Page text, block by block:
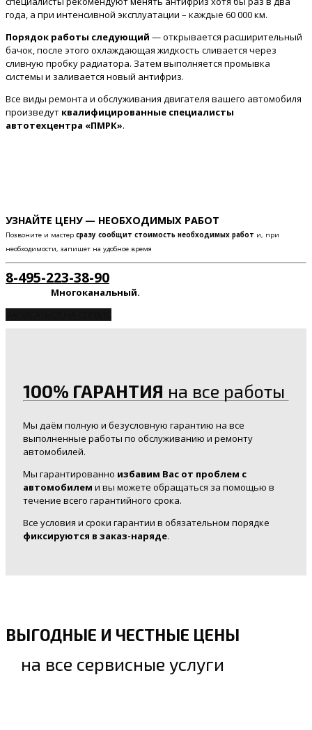
года, а при интенсивной эксплуатации – каждые 60 000 км.
Порядок работы следующий — открывается расширительный
бачок, после этого охлаждающая жидкость сливается через
сливную пробку радиатора. Затем выполняется промывка
системы и заливается новый антифриз.
Все виды ремонта и обслуживания двигателя вашего автомобиля
произведут квалифицированные специалисты
автотехцентра «ПМРК».
УЗНАЙТЕ ЦЕНУ — НЕОБХОДИМЫХ РАБОТ
Позвоните и мастер сразу сообщит стоимость необходимых работ и, при
необходимости, запишет на удобное время
8-495-223-38-90
Многоканальный.
100% ГАРАНТИЯ на все работы
Мы даём полную и безусловную гарантию на все
выполненные работы по обслуживанию и ремонту
автомобилей.
Мы гарантированно избавим Вас от проблем с
автомобилем и вы можете обращаться за помощью в
течение всего гарантийного срока.
Все условия и сроки гарантии в обязательном порядке
фиксируются в заказ-наряде.
ВЫГОДНЫЕ И ЧЕСТНЫЕ ЦЕНЫ
на все сервисные услуги